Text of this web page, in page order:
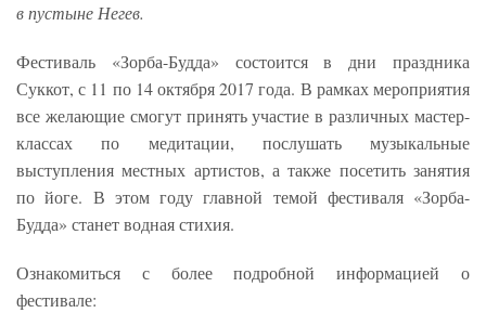
в пустыне Негев.
Фестиваль «Зорба-Будда» состоится в дни праздника
Суккот, с 11 по 14 октября 2017 года. В рамках мероприятия
все желающие смогут при­нять участие в различных мастер-
классах по медитации, послушать музыкальные
выступления местных артистов, а также посетить занятия
по йоге. В этом году главной темой фестиваля «Зорба-
Будда» станет водная стихия.
Ознакомиться с более подробной информацией о
фестивале: